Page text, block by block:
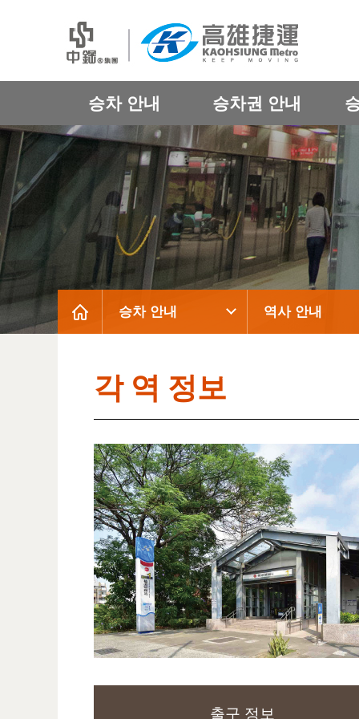
승차 안내 승차권 안내
승차 안내 역사 안내
각 역 정보
출구 정보